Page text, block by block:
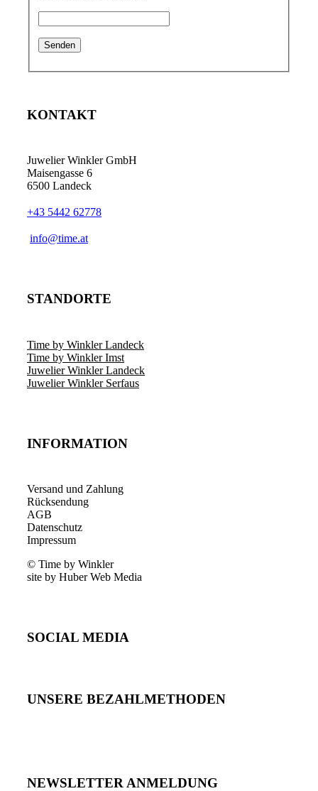
KONTAKT
Juwelier Winkler GmbH
Maisengasse 6
6500 Landeck
+43 5442 62778
info@time.at
STANDORTE
Time by Winkler Landeck
Time by Winkler Imst
Juwelier Winkler Landeck
Juwelier Winkler Serfaus
INFORMATION
Versand und Zahlung
Rücksendung
AGB
Datenschutz
Impressum
© Time by Winkler
site by Huber Web Media
SOCIAL MEDIA
UNSERE BEZAHLMETHODEN
NEWSLETTER ANMELDUNG